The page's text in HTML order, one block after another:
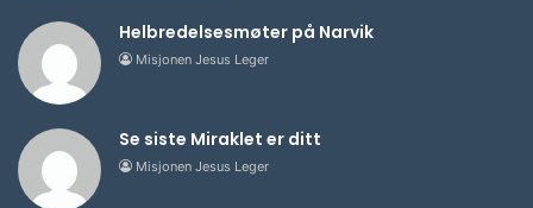
Helbredelsesmøter på Narvik
Misjonen Jesus Leger
Se siste Miraklet er ditt
Misjonen Jesus Leger